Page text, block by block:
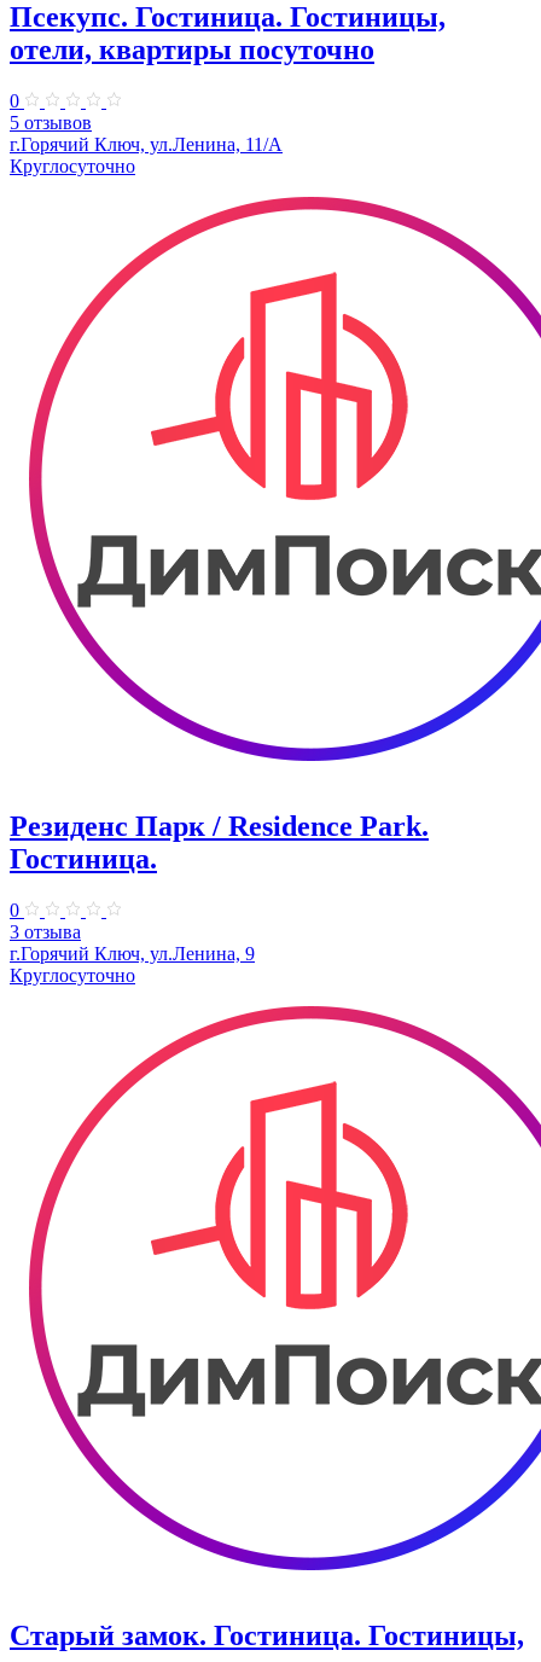
Псекупс. Гостиница. Гостиницы,
отели, квартиры посуточно
0
5 отзывов
г.Горячий Ключ, ул.Ленина, 11/А
Круглосуточно
Резиденс Парк / Residence Park.
Гостиница.
0
3 отзыва
г.Горячий Ключ, ул.Ленина, 9
Круглосуточно
Старый замок. Гостиница. Гостиницы,